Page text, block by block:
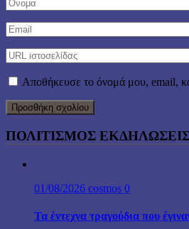
Αποθήκευσε το όνομά μου, email,
ΠΟΛΙΤΙΣΜΟΣ
01/08/2026 cosmos 0
Τα έντεχνα τραγούδια που